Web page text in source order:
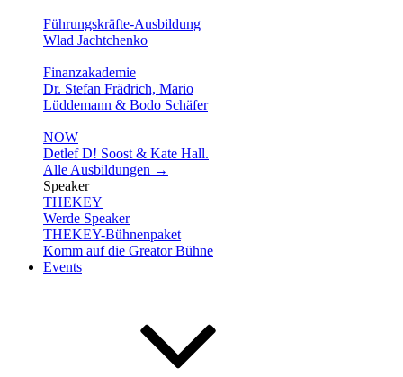
Führungskräfte-Ausbildung
Wlad Jachtchenko
Finanzakademie
Dr. Stefan Frädrich, Mario
Lüddemann & Bodo Schäfer
NOW
Detlef D! Soost & Kate Hall.
Alle Ausbildungen →
Speaker
THEKEY
Werde Speaker
THEKEY-Bühnenpaket
Komm auf die Greator Bühne
Events